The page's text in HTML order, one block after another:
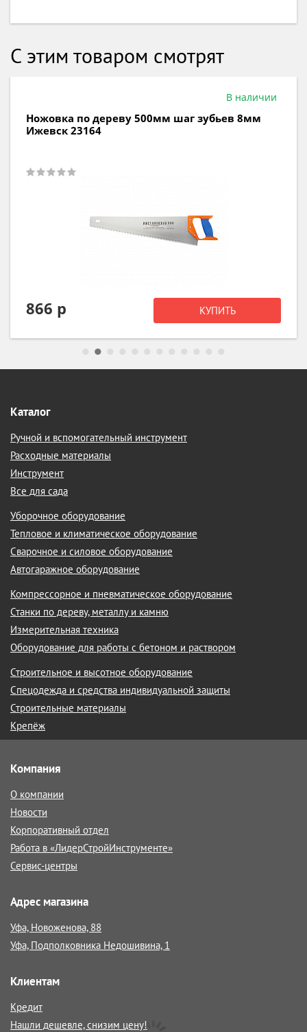
С этим товаром смотрят
В наличии
Ножовка по дереву 500мм шаг зубьев 8мм
Ижевск 23164
866 р КУПИТЬ
Каталог
Ручной и вспомогательный инструмент
Расходные материалы
Инструмент
Все для сада
Уборочное оборудование
Тепловое и климатическое оборудование
Сварочное и силовое оборудование
Автогаражное оборудование
Компрессорное и пневматическое оборудование
Станки по дереву, металлу и камню
Измерительная техника
Оборудование для работы с бетоном и раствором
Строительное и высотное оборудование
Спецодежда и средства индивидуальной защиты
Строительные материалы
Крепёж
Компания
О компании
Новости
Корпоративный отдел
Работа в «ЛидерСтройИнструменте»
Сервис-центры
Адрес магазина
Уфа, Новоженова, 88
Уфа, Подполковника Недошивина, 1
Клиентам
Кредит
Нашли дешевле, снизим цену!